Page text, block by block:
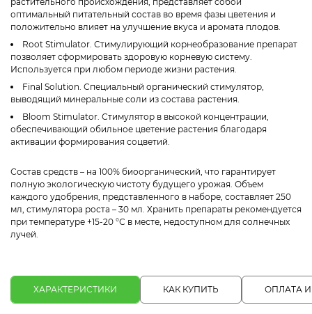
оптимальный питательный состав во время фазы цветения и
положительно влияет на улучшение вкуса и аромата плодов.
Root Stimulator. Стимулирующий корнеобразование препарат
позволяет сформировать здоровую корневую систему.
Используется при любом периоде жизни растения.
Final Solution. Специальный органический стимулятор,
выводящий минеральные соли из состава растения.
Bloom Stimulator. Стимулятор в высокой концентрации,
обеспечивающий обильное цветение растения благодаря
активации формирования соцветий.
Состав средств – на 100% биоорганический, что гарантирует
полную экологическую чистоту будущего урожая. Объем
каждого удобрения, представленного в наборе, составляет 250
мл, стимулятора роста – 30 мл. Хранить препараты рекомендуется
при температуре +15-20 °С в месте, недоступном для солнечных
лучей.
ХАРАКТЕРИСТИКИ КАК КУПИТЬ ОПЛАТА